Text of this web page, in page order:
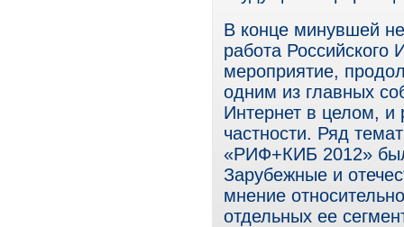
В конце минувшей
работа
мероприятие,
одним из главных
Интернет в целом, и
частности. Ряд
«РИФ+КИБ 2012»
Зарубежные и
мнение
отдельных ее